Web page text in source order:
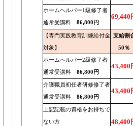
ホームヘルパー1級修了者
通常受講料 86,800円
69,440
【専門実践教育訓練給付金
対象】
支給割
50％
ホームヘルパー2級修了者
通常受講料 86,800円
43,400
介護職員初任者研修修了者
通常受講料 86,800円
43,400
上記記載の資格をお持ちで
ない方 48,400